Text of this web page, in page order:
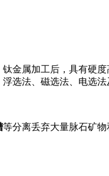
金属加工后，具有硬
选法、磁选法、电选法
等分离丢弃大量脉石矿